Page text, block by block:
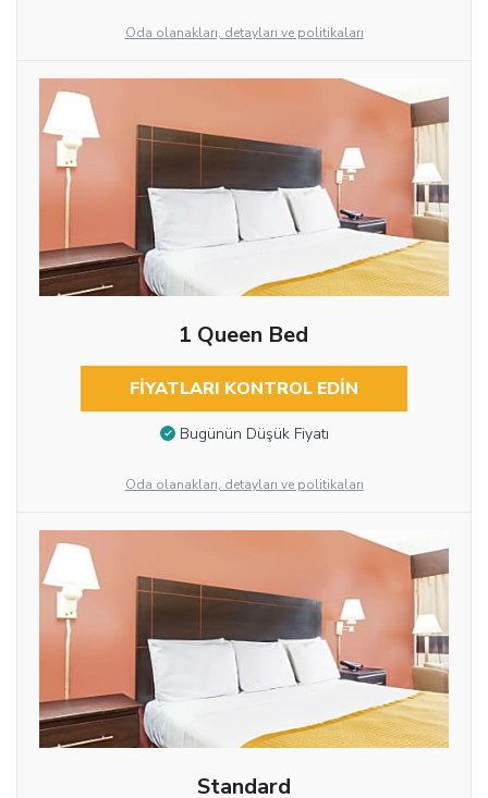
Oda olanakları, detayları ve politikaları
1 Queen Bed
FIYATLARI KONTROL EDIN
Bugünün Düşük Fiyatı
Oda olanakları, detayları ve politikaları
Standard